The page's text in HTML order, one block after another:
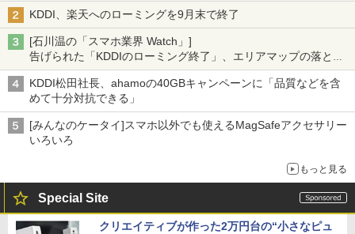
KDDI、楽天へのローミングを9月末で終了
[石川温の「スマホ業界 Watch」]
告げられた「KDDIのローミング終了」、エリアマップの落とし
穴と楽天モバイルの課題
KDDI松田社長、ahamoの40GBキャンペーンに「品質などを含
めて十分対抗できる」
[みんなのケータイ]スマホ以外でも使えるMagSafeアクセサリー
いろいろ
もっと見る
Special Site
クリエイティブが作った2万円台の“小さなピュ